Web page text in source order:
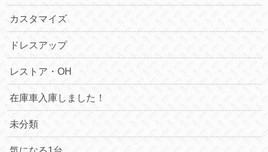
カスタマイズ
ドレスアップ
レストア・OH
在庫車入庫しました！
未分類